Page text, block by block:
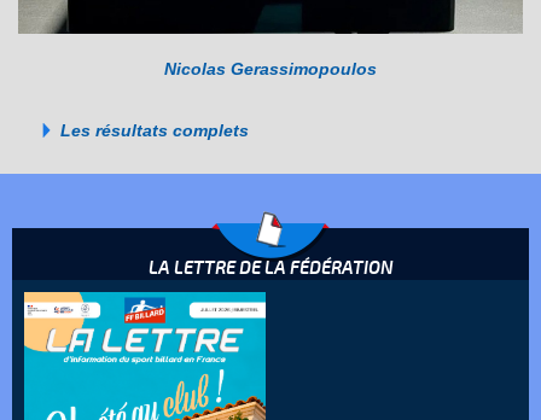
Nicolas Gerassimopoulos
Les résultats complets
LA LETTRE DE LA FÉDÉRATION